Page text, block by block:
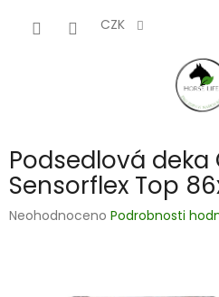
CZK
Podsedlová deka
Sensorflex Top
Průměrné
Neohodnoceno Podrobnosti